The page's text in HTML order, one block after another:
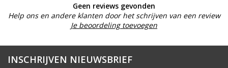
Geen reviews gevonden
Help ons en andere klanten door het schrijven van een review
Je beoordeling toevoegen
INSCHRIJVEN NIEUWSBRIEF